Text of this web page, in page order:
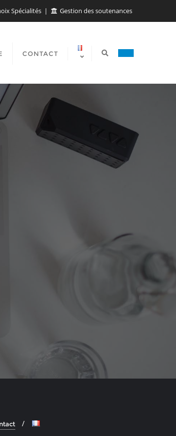
Spécialités Gestion des soutenances
CONTACT